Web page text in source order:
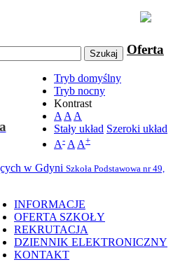
Szukaj
Tryb domyślny
Tryb nocny
Kontrast
A A A
Stały układ Szeroki układ
A- A A+
w Gdyni Szkoła Podstawowa nr 49,
INFORMACJE
OFERTA SZKOŁY
REKRUTACJA
DZIENNIK ELEKTRONICZNY
KONTAKT
Oferta